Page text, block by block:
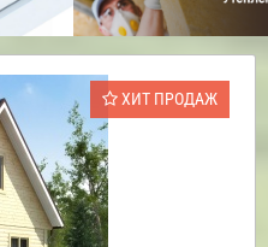
ХИТ ПРОДАЖ